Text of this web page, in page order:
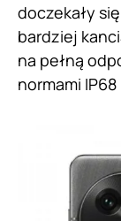
doczekały
bardziej
na pełną
normami